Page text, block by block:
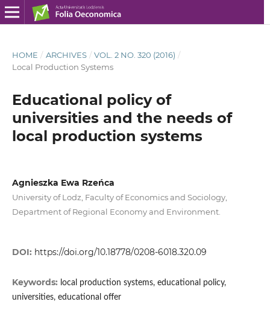
HOME / ARCHIVES / VOL. 2 NO. 320 (2016) /
Local Production Systems
Educational policy of
universities and the needs of
local production systems
Agnieszka Ewa Rzeńca
University of Lodz, Faculty of Economics and Sociology,
Department of Regional Economy and Environment.
DOI: https://doi.org/10.18778/0208-6018.320.09
Keywords: local production systems, educational policy,
universities, educational offer